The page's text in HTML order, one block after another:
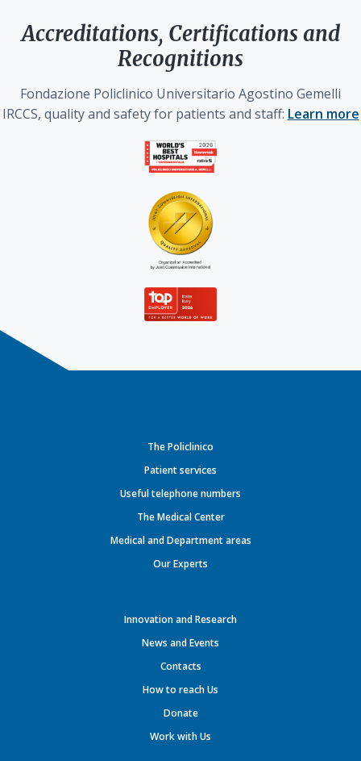
Accreditations, Certifications and
Recognitions
Fondazione Policlinico Universitario Agostino Gemelli
IRCCS, quality and safety for patients and staff: Learn more
The Policlinico
Patient services
Useful telephone numbers
The Medical Center
Medical and Department areas
Our Experts
Innovation and Research
News and Events
Contacts
How to reach Us
Donate
Work with Us